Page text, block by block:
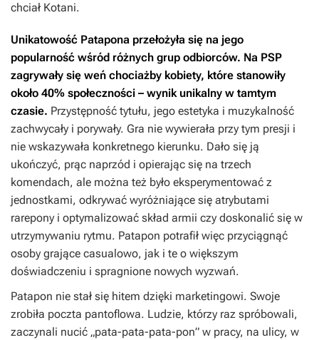
chciał Kotani.
Unikatowość Patapona przełożyła się na jego
popularność wśród różnych grup odbiorców. Na PSP
zagrywały się weń chociażby kobiety, które stanowiły
około 40% społeczności – wynik unikalny w tamtym
czasie. Przystępność tytułu, jego estetyka i muzykalność
zachwycały i porywały. Gra nie wywierała przy tym presji i
nie wskazywała konkretnego kierunku. Dało się ją
ukończyć, prąc naprzód i opierając się na trzech
komendach, ale można też było eksperymentować z
jednostkami, odkrywać wyróżniające się atrybutami
rarepony i optymalizować skład armii czy doskonalić się w
utrzymywaniu rytmu. Patapon potrafił więc przyciągnąć
osoby grające casualowo, jak i te o większym
doświadczeniu i spragnione nowych wyzwań.
Patapon nie stał się hitem dzięki marketingowi. Swoje
zrobiła poczta pantoflowa. Ludzie, którzy raz spróbowali,
zaczynali nucić „pata-pata-pata-pon” w pracy, na ulicy, w